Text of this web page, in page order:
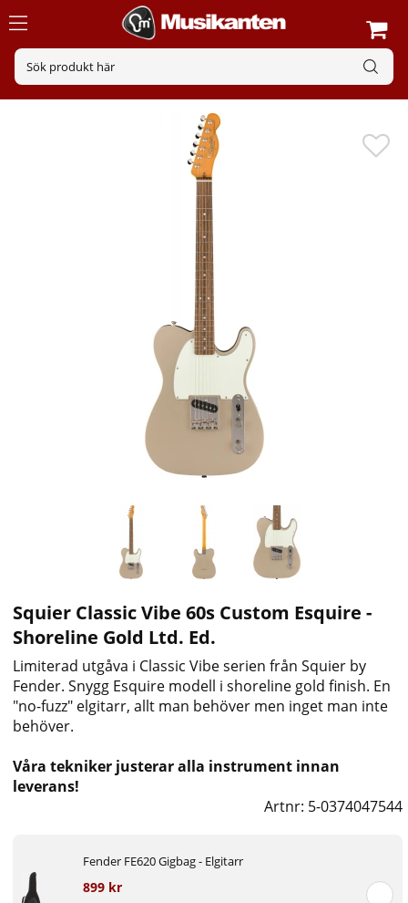
Squier Classic Vibe 60s Custom Esquire -
Shoreline Gold Ltd. Ed.
Limiterad utgåva i Classic Vibe serien från Squier by
Fender. Snygg Esquire modell i shoreline gold finish. En
"no-fuzz" elgitarr, allt man behöver men inget man inte
behöver.
Våra tekniker justerar alla instrument innan
leverans!
Artnr: 5-0374047544
Fender FE620 Gigbag - Elgitarr
899 kr